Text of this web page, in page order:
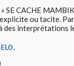
SE CACHE
ou tacite.
interprétations